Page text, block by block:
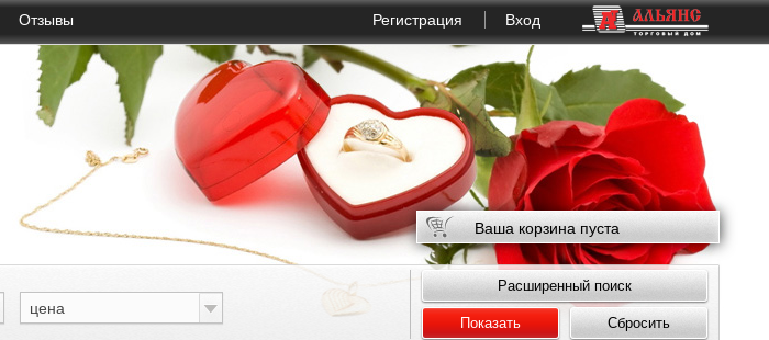
Отзывы Регистрация Вход
Ваша корзина пуста
цена
Расширенный поиск
Показать Сбросить